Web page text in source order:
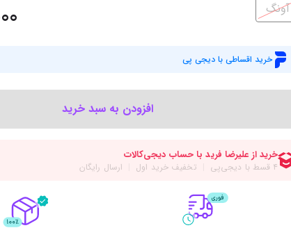
اکسسوری
کول پد
کابل‌ها
منبع تغذیه (پاور)
رم
مادربرد
آونگ
خرید اقساطی با دیجی پی
افزودن به سبد خرید